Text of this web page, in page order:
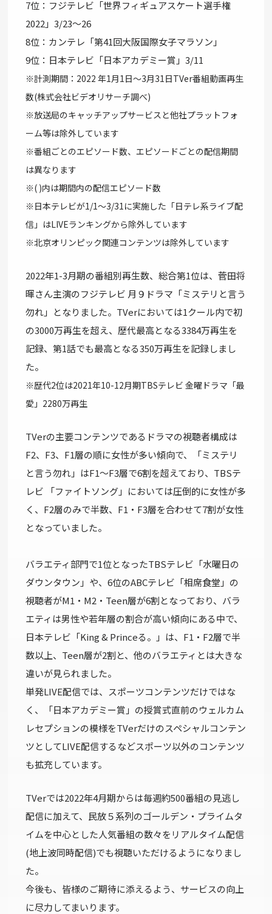
7位：フジテレビ「世界フィギュアスケート選手権
2022」3/23～26
8位：カンテレ「第41回大阪国際女子マラソン」
9位：日本テレビ「日本アカデミー賞」3/11
※計測期間：2022 年1月1日～3月31日TVer番組動画再⽣
数(株式会社ビデオリサーチ調べ)
※放送局のキャッチアップサービスと他社プラットフォ
ーム等は除外しています
※番組ごとのエピソード数、エピソードごとの配信期間
は異なります
※( )内は期間内の配信エピソード数
※日本テレビが1/1～3/31に実施した「日テレ系ライブ配
信」はLIVEランキングから除外しています
※北京オリンピック関連コンテンツは除外しています
2022年1-3月期の番組別再⽣数、総合第1位は、菅田将
暉さん主演のフジテレビ 月９ドラマ「ミステリと言う
勿れ」となりました。TVerにおいては1クール内で初
の3000万再生を超え、歴代最高となる3384万再⽣を
記録、第1話でも最高となる350万再⽣を記録しまし
た。
※歴代2位は2021年10-12月期TBSテレビ 金曜ドラマ「最
愛」2280万再生
TVerの主要コンテンツであるドラマの視聴者構成は
F2、F3、F1層の順に女性が多い傾向で、「ミステリ
と言う勿れ」はF1～F3層で6割を超えており、TBSテ
レビ 「ファイトソング」においては圧倒的に女性が多
く、F2層のみで半数、F1・F3層を合わせて7割が女性
となっていました。
バラエティ部門で1位となったTBSテレビ「水曜日の
ダウンタウン」や、6位のABCテレビ「相席食堂」の
視聴者がM1・M2・Teen層が6割となっており、バラ
エティは男性や若年層の割合が高い傾向にある中で、
日本テレビ「King & Princeる。」は、F1・F2層で半
数以上、Teen層が2割と、他のバラエティとは大きな
違いが見られました。
単発LIVE配信では、スポーツコンテンツだけではな
く、「日本アカデミー賞」の授賞式直前のウェルカム
レセプションの模様をTVerだけのスペシャルコンテン
ツとしてLIVE配信するなどスポーツ以外のコンテンツ
も拡充しています。
TVerでは2022年4月期からは毎週約500番組の見逃し
配信に加えて、民放５系列のゴールデン・プライムタ
イムを中心とした人気番組の数々をリアルタイム配信
(地上波同時配信)でも視聴いただけるようになりまし
た。
今後も、皆様のご期待に添えるよう、サービスの向上
に尽力してまいります。